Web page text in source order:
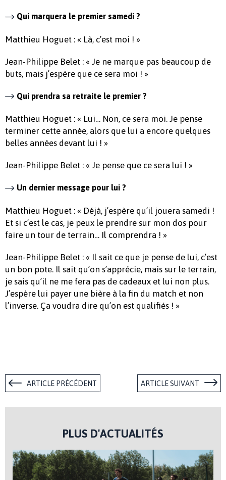
Qui marquera le premier samedi ?
Matthieu Hoguet : « Là, c’est moi ! »
Jean-Philippe Belet : « Je ne marque pas beaucoup de
buts, mais j’espère que ce sera moi ! »
Qui prendra sa retraite le premier ?
Matthieu Hoguet : « Lui… Non, ce sera moi. Je pense
terminer cette année, alors que lui a encore quelques
belles années devant lui ! »
Jean-Philippe Belet : « Je pense que ce sera lui ! »
Un dernier message pour lui ?
Matthieu Hoguet : « Déjà, j’espère qu’il jouera samedi !
Et si c’est le cas, je peux le prendre sur mon dos pour
faire un tour de terrain… Il comprendra ! »
Jean-Philippe Belet : « Il sait ce que je pense de lui, c’est
un bon pote. Il sait qu’on s’apprécie, mais sur le terrain,
je sais qu’il ne me fera pas de cadeaux et lui non plus.
J’espère lui payer une bière à la fin du match et non
l’inverse. Ça voudra dire qu’on est qualifiés ! »
ARTICLE PRÉCÉDENT ARTICLE SUIVANT
PLUS D'ACTUALITÉS